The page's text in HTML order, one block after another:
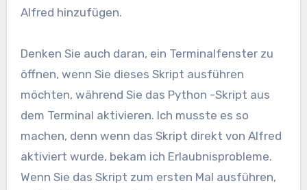
Alfred hinzufügen.
Denken Sie auch daran, ein Terminalfenster zu
öffnen, wenn Sie dieses Skript ausführen
möchten, während Sie das Python -Skript aus
dem Terminal aktivieren. Ich musste es so
machen, denn wenn das Skript direkt von Alfred
aktiviert wurde, bekam ich Erlaubnisprobleme.
Wenn Sie das Skript zum ersten Mal ausführen,